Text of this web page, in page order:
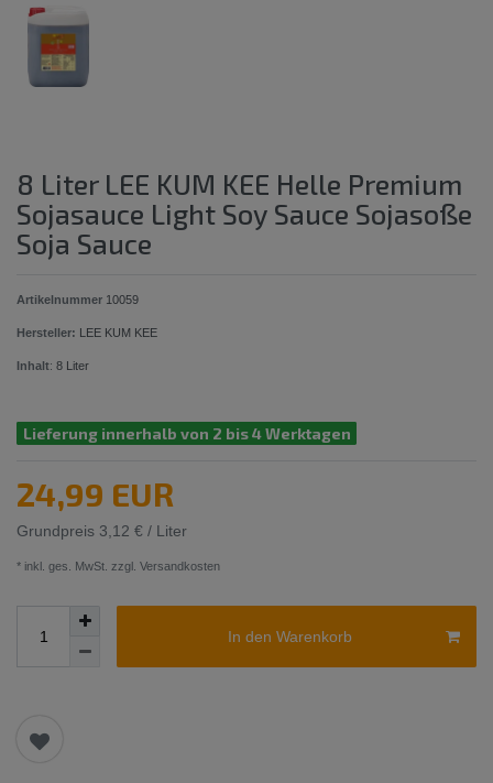
8 Liter LEE KUM KEE Helle Premium
Sojasauce Light Soy Sauce Sojasoße
Soja Sauce
Artikelnummer 10059
Hersteller: LEE KUM KEE
Inhalt: 8 Liter
Lieferung innerhalb von 2 bis 4 Werktagen
24,99 EUR
Grundpreis 3,12 € / Liter
* inkl. ges. MwSt. zzgl. Versandkosten
In den Warenkorb